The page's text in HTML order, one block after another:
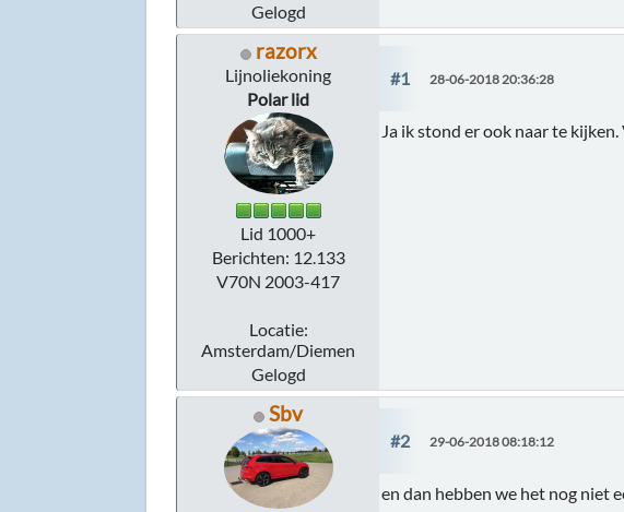
Gelogd
razorx
Lijnoliekoning
Polar lid
Lid 1000+
Berichten: 12.133
V70N 2003-417
Locatie:
Amsterdam/Diemen
Gelogd
#1 28-06-2018 20:36:28
Ja ik stond er ook naar te
Sbv
#2 29-06-2018 08:18:12
en dan hebben we het nog niet